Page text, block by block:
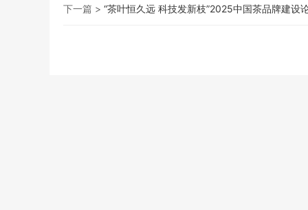
下一篇 > “茶叶恒久远 科技发新枝”2025中国茶品牌建设